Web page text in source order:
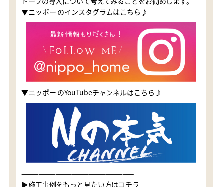
▼ニッポー のインスタグラムはこちら♪
▼ニッポー のYouTubeチャンネルはこちら♪
————————————————————
▶施工事例をもっと見たい方はコチラ